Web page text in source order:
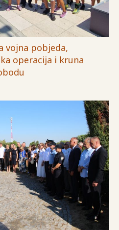
vojna pobjeda,
operacija i kruna